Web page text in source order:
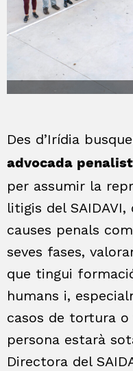
Des d’Irídia
advocada
per assumir la
litigis del
causes penals
seves fases,
que tingui
humans i,
casos de tortura
persona estarà
Directora del